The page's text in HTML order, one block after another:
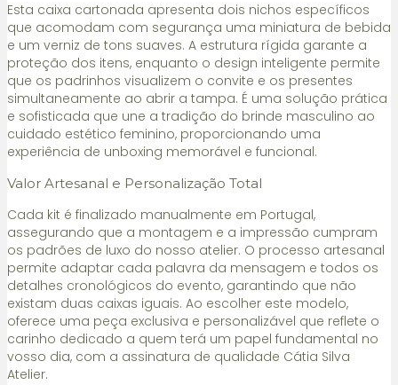
Esta caixa cartonada apresenta dois nichos específicos
que acomodam com segurança uma miniatura de bebida
e um verniz de tons suaves. A estrutura rígida garante a
proteção dos itens, enquanto o design inteligente permite
que os padrinhos visualizem o convite e os presentes
simultaneamente ao abrir a tampa. É uma solução prática
e sofisticada que une a tradição do brinde masculino ao
cuidado estético feminino, proporcionando uma
experiência de unboxing memorável e funcional.
Valor Artesanal e Personalização Total
Cada kit é finalizado manualmente em Portugal,
assegurando que a montagem e a impressão cumpram
os padrões de luxo do nosso atelier. O processo artesanal
permite adaptar cada palavra da mensagem e todos os
detalhes cronológicos do evento, garantindo que não
existam duas caixas iguais. Ao escolher este modelo,
oferece uma peça exclusiva e personalizável que reflete o
carinho dedicado a quem terá um papel fundamental no
vosso dia, com a assinatura de qualidade Cátia Silva
Atelier.